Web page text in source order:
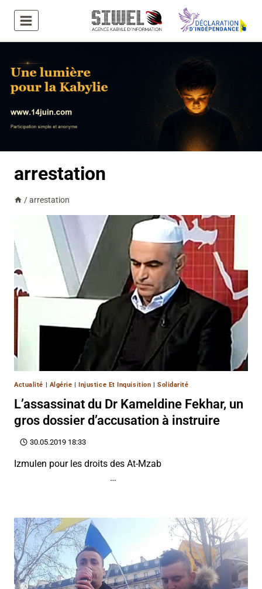
contenu
arrestation
/ arrestation
Actualité | Algérie |Injustice Et Inquisition | Solidarité
L’assassinat du Dr Kameldine Fekhar, un
gros dossier d’accusation à instruire
30.05.2019 18:33
Izmulen pour les droits des At-Mzab
…